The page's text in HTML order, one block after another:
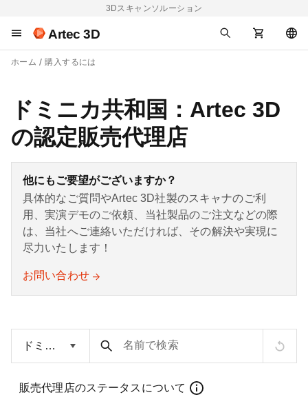
3Dスキャンソルーション
Artec 3D
ホーム 購入するには
ドミニカ共和国：Artec 3D
の認定販売代理店
他にもご要望がございますか？
具体的なご質問やArtec 3D社製のスキャナのご利
用、実演デモのご依頼、当社製品のご注文などの際
は、当社へご連絡いただければ、その解決や実現に
尽力いたします！
お問い合わせ
名前で検索
販売代理店のステータスについて